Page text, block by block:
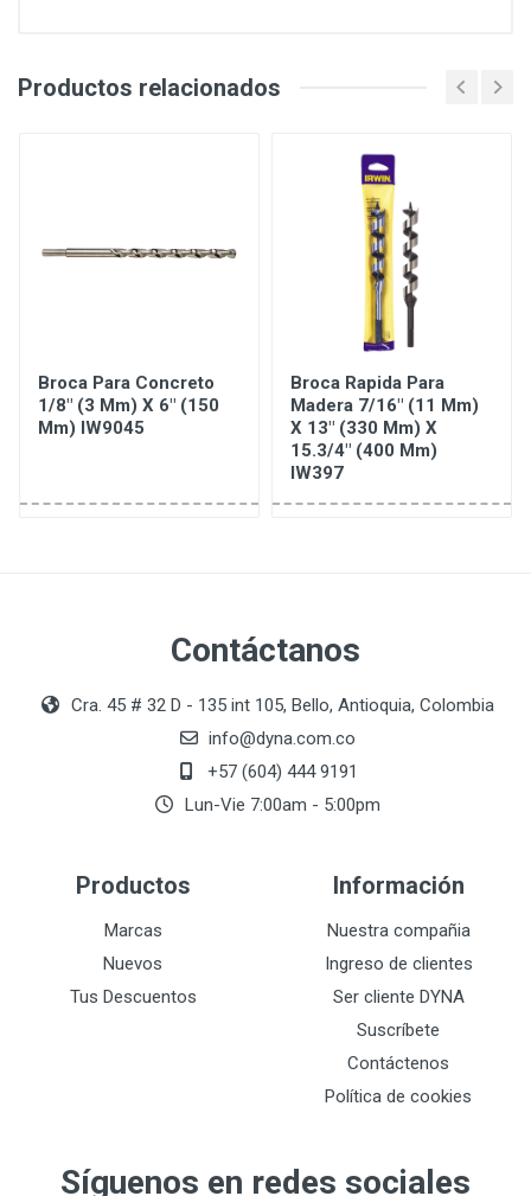
Productos relacionados
Broca Para Concreto
1/8" (3 Mm) X 6" (150
Mm) IW9045
Broca Rapida Para
Madera 7/16" (11 Mm)
X 13" (330 Mm) X
15.3/4" (400 Mm)
IW397
Contáctanos
Cra. 45 # 32 D - 135 int 105, Bello, Antioquia, Colombia
info@dyna.com.co
+57 (604) 444 9191
Lun-Vie 7:00am - 5:00pm
Productos
Marcas
Nuevos
Tus Descuentos
Información
Nuestra compañia
Ingreso de clientes
Ser cliente DYNA
Suscríbete
Contáctenos
Política de cookies
Síguenos en redes sociales